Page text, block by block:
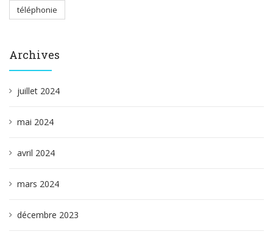
téléphonie
Archives
juillet 2024
mai 2024
avril 2024
mars 2024
décembre 2023